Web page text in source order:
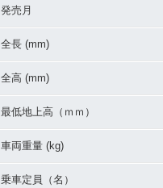
発売月
全長 (mm)
全高 (mm)
最低地上高（ｍｍ）
車両重量 (kg)
乗車定員（名）